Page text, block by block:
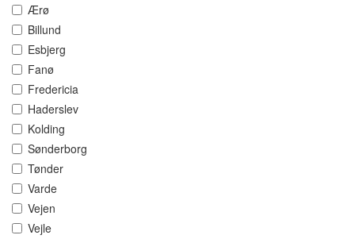
Ærø
Billund
Esbjerg
Fanø
Fredericia
Haderslev
Kolding
Sønderborg
Tønder
Varde
Vejen
Vejle